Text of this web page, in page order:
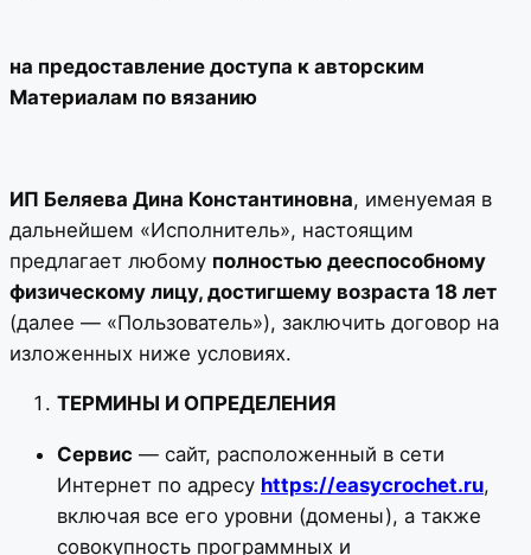
на предоставление доступа к авторским
Материалам по вязанию
ИП Беляева Дина Константиновна, именуемая в
дальнейшем «Исполнитель», настоящим
предлагает любому полностью дееспособному
физическому лицу, достигшему возраста 18 лет
(далее — «Пользователь»), заключить договор на
изложенных ниже условиях.
ТЕРМИНЫ И ОПРЕДЕЛЕНИЯ
Сервис — сайт, расположенный в сети
Интернет по адресу https://easycrochet.ru,
включая все его уровни (домены), а также
совокупность программных и